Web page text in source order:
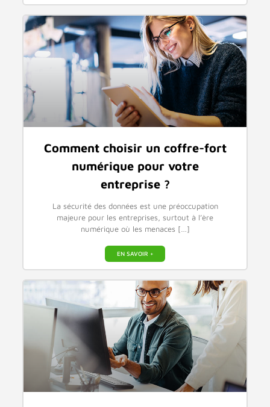
Comment choisir un coffre-fort
numérique pour votre
entreprise ?
La sécurité des données est une préoccupation
majeure pour les entreprises, surtout à l’ère
numérique où les menaces […]
EN SAVOIR +